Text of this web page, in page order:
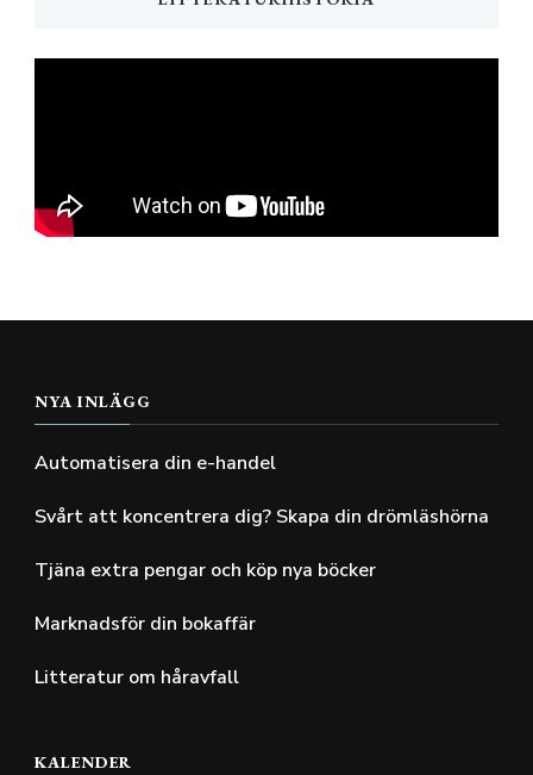
NYA INLÄGG
Automatisera din e-handel
Svårt att koncentrera dig? Skapa din drömläshörna
Tjäna extra pengar och köp nya böcker
Marknadsför din bokaffär
Litteratur om håravfall
KALENDER